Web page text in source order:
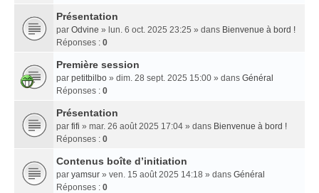
Présentation
par Odvine » lun. 6 oct. 2025 23:25 » dans Bienvenue à bord !
Réponses : 0
Première session
par petitbilbo » dim. 28 sept. 2025 15:00 » dans Général
Réponses : 0
Présentation
par fifi » mar. 26 août 2025 17:04 » dans Bienvenue à bord !
Réponses : 0
Contenus boîte d’initiation
par yamsur » ven. 15 août 2025 14:18 » dans Général
Réponses : 0